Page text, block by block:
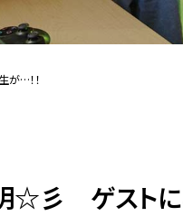
…！！
☆彡 ゲストに